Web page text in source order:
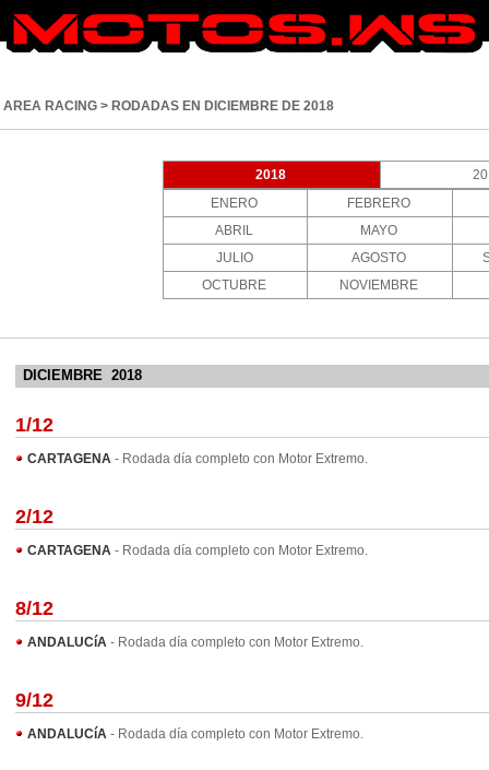
AREA RACING > RODADAS EN DICIEMBRE DE 2018
DICIEMBRE 2018
1/12
CARTAGENA - Rodada día completo con Motor Extremo.
2/12
CARTAGENA - Rodada día completo con Motor Extremo.
8/12
ANDALUCíA - Rodada día completo con Motor Extremo.
9/12
ANDALUCíA - Rodada día completo con Motor Extremo.